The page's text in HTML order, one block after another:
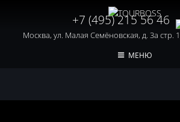
+7 (495) 215 56 46
Москва, ул. Малая Семёновская, д. 3а стр.
МЕНЮ